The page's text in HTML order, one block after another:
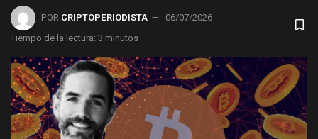
POR CRIPTOPERIODISTA
06/07/2026
Tiempo de la lectura: 3 minutos